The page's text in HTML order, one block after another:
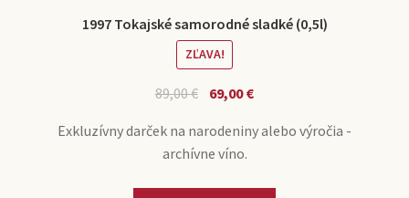
1997 Tokajské samorodné sladké (0,5l)
ZĽAVA!
89,00€ 69,00€
Exkluzívny darček na narodeniny alebo výročia -
archívne víno.